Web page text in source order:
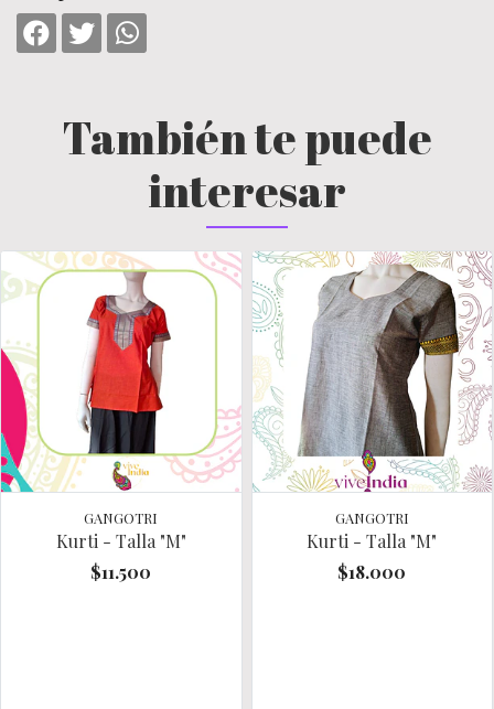
También te puede
interesar
GANGOTRI
Kurti - Talla "M"
$11.500
GANGOTRI
Kurti - Talla "M"
$18.000